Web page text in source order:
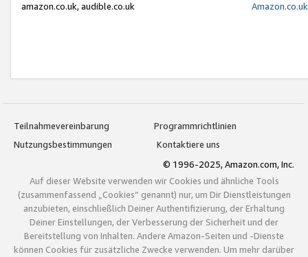
amazon.co.uk, audible.co.uk
Teilnahmevereinbarung
Programmrichtlinien
Nutzungsbestimmungen
Kontaktiere uns
© 1996-2025, Amazon.com, Inc.
Auf dieser Website verwenden wir Cookies und ähnliche Tools
(zusammenfassend „Cookies“ genannt) nur, um Dir Dienstleistungen
anzubieten, einschließlich Deiner Authentifizierung, der Erhaltung
Deiner Einstellungen, der Verbesserung der Sicherheit und der
Bereitstellung von Inhalten. Andere Amazon-Seiten und -Dienste
können Cookies für zusätzliche Zwecke verwenden. Um mehr darüber